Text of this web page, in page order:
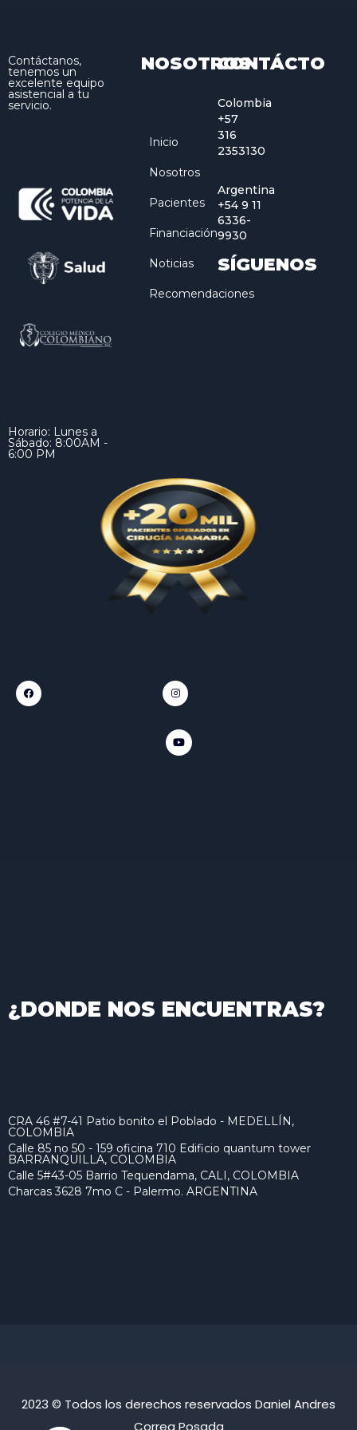
Contáctanos,
tenemos un
excelente equipo
asistencial a tu
servicio.
Horario: Lunes a
Sábado: 8:00AM -
6:00 PM
NOSOTROS
Inicio
Nosotros
Pacientes
Financiación
Noticias
Recomendaciones
CONTÁCTO
Colombia
+57
316
2353130
Argentina
+54 9 11
6336-
9930
SÍGUENOS
¿DONDE NOS ENCUENTRAS?
CRA 46 #7-41 Patio bonito el Poblado - MEDELLÍN,
COLOMBIA
Calle 85 no 50 - 159 oficina 710 Edificio quantum tower
BARRANQUILLA, COLOMBIA
Calle 5#43-05 Barrio Tequendama, CALI, COLOMBIA
Charcas 3628 7mo C - Palermo. ARGENTINA
2023 © Todos los derechos reservados Daniel Andres
Correa Posada